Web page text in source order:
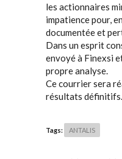
les actionnaires
impatience pour,
documentée et
Dans un esprit
envoyé à Finexsi
propre analyse.
Ce courrier sera
résultats définitifs.
Tags: ANTALIS